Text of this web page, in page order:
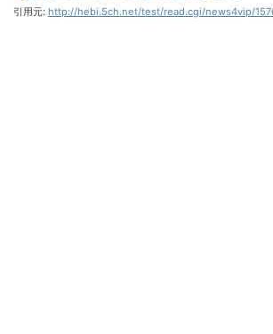
引用元: http://hebi.5ch.net/test/read.cgi/news4vip/